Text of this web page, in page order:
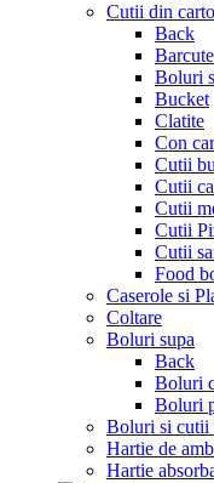
Cutii din
Back
Boluri
Bucket
Clatite
Con
Cutii
Cutii
Cutii
Cutii
Cutii
Food
Caserole si
Coltare
Boluri supa
Back
Boluri
Boluri
Boluri si cutii
Hartie de
Hartie